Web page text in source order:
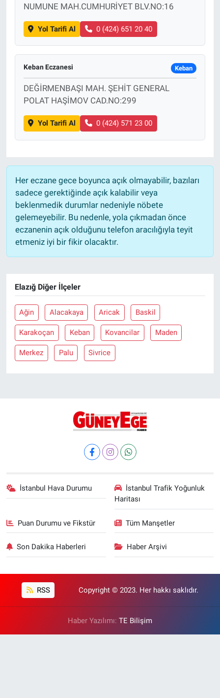
NUMUNE MAH.CUMHURİYET BLV.NO:16
Yol Tarifi Al 0 (424) 651 20 40
Keban Eczanesi Keban
DEĞİRMENBAŞI MAH. ŞEHİT GENERAL
POLAT HAŞİMOV CAD.NO:299
Yol Tarifi Al 0 (424) 571 23 00
Her eczane gece boyunca açık olmayabilir, bazıları
sadece gerektiğinde açık kalabilir veya
beklenmedik durumlar nedeniyle nöbete
gelemeyebilir. Bu nedenle, yola çıkmadan önce
eczanenin açık olduğunu telefon aracılığıyla teyit
etmeniz iyi bir fikir olacaktır.
Elazığ Diğer İlçeler
Ağin Alacakaya Aricak Baskil
Karakoçan Keban Kovancilar Maden
Merkez Palu Sivrice
İstanbul Hava Durumu
İstanbul Trafik Yoğunluk
Haritası
Puan Durumu ve Fikstür Tüm Manşetler
Son Dakika Haberleri Haber Arşivi
RSS Copyright © 2023. Her hakkı saklıdır.
Haber Yazılımı: TE Bilişim